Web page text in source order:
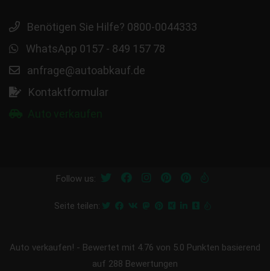
Benötigen Sie Hilfe? 0800-0044333
WhatsApp 0157 - 849 157 78
anfrage@autoabkauf.de
Kontaktformular
Follow us:
Seite teilen:
Auto verkaufen! - Bewertet mit 4.76 von 5.0 Punkten basierend
auf 288 Bewertungen